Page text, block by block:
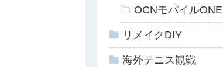
OCNモバイルONE
リメイクDIY
海外テニス観戦